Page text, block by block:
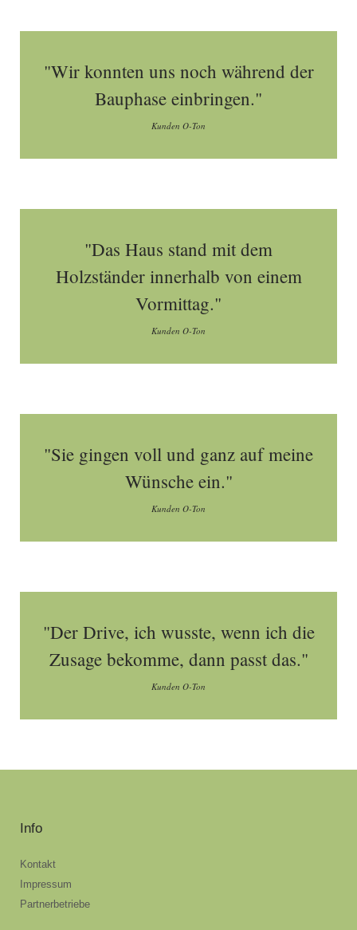
"Wir konnten uns noch während der
Bauphase einbringen."
Kunden O-Ton
"Das Haus stand mit dem
Holzständer innerhalb von einem
Vormittag."
Kunden O-Ton
"Sie gingen voll und ganz auf meine
Wünsche ein."
Kunden O-Ton
"Der Drive, ich wusste, wenn ich die
Zusage bekomme, dann passt das."
Kunden O-Ton
Info
Kontakt
Impressum
Partnerbetriebe